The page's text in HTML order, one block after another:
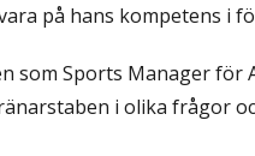
på hans kompetens i
som Sports Manager för
i olika frågor